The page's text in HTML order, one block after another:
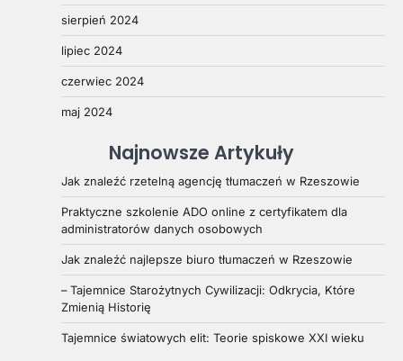
sierpień 2024
lipiec 2024
czerwiec 2024
maj 2024
Najnowsze Artykuły
Jak znaleźć rzetelną agencję tłumaczeń w Rzeszowie
Praktyczne szkolenie ADO online z certyfikatem dla
administratorów danych osobowych
Jak znaleźć najlepsze biuro tłumaczeń w Rzeszowie
– Tajemnice Starożytnych Cywilizacji: Odkrycia, Które
Zmienią Historię
Tajemnice światowych elit: Teorie spiskowe XXI wieku